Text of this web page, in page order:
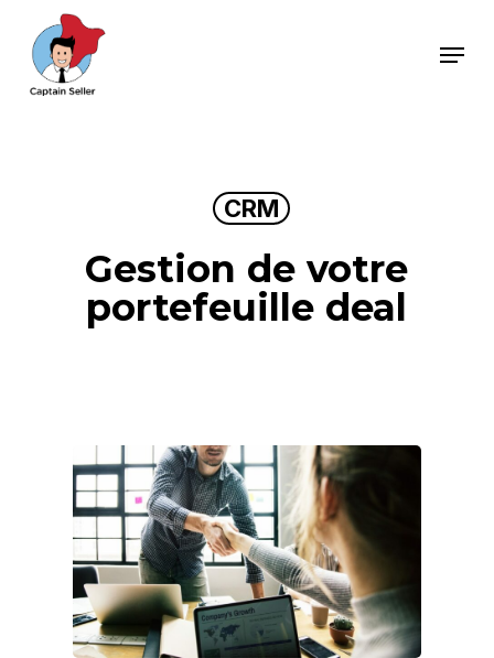
main
Menu
CRM
Gestion de votre
portefeuille deal